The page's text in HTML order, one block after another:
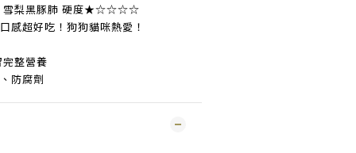
雪梨黑豚肺 硬度★☆☆☆☆
感超好吃！狗狗貓咪熱愛！
整營養
防腐劑